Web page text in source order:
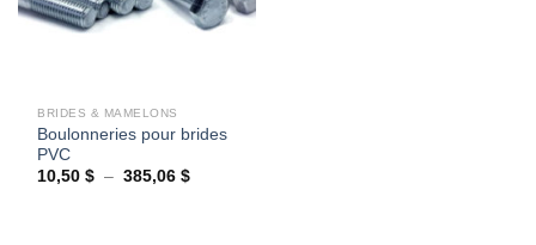
BRIDES & MAMELONS
Boulonneries pour brides
PVC
10,50$ – 385,06$Plage